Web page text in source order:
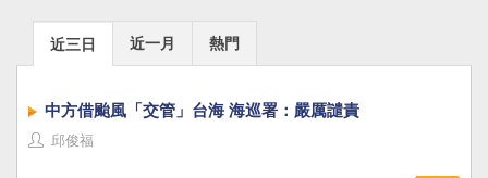
近三日 近一月 熱門
中方借颱風「交管」台海 海巡署：嚴厲譴責
邱俊福